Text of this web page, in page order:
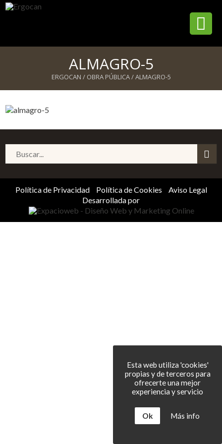
Esta web utiliza 'cookies'
propias y de terceros para
ofrecerte una mejor
experiencia y servicio
Ok Más info
LA EMPRESA
UN ARQUITECTO PARA TÍ
REFORMAS, REHABILITACIÓN Y OBRA NUEVA
PRIVADA
CONTACTO
ALMAGRO-5
ERGOCAN / OBRA PÚBLICA/ALMAGRO-5
Política de Privacidad Política de Cookies
Aviso Legal
Desarrollada por